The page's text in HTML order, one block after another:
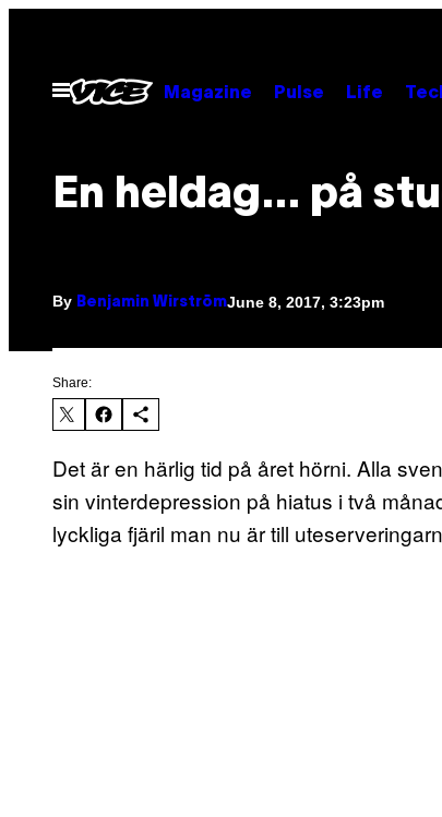
contentOpen
Menu
Magazine Pulse Life
En heldag… på
By Benjamin WirströmJune 8, 2017, 3:23pm
Share:
Det är en härlig tid på året hörni. Alla
sin vinterdepression på hiatus i två
lyckliga fjäril man nu är till